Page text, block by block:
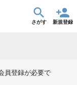
さがす 新規登録
員登録が必要で